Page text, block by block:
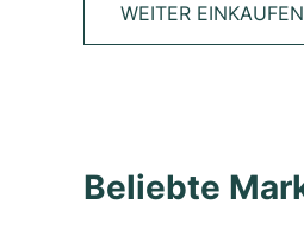
WEITER EINKAUFEN
Beliebte